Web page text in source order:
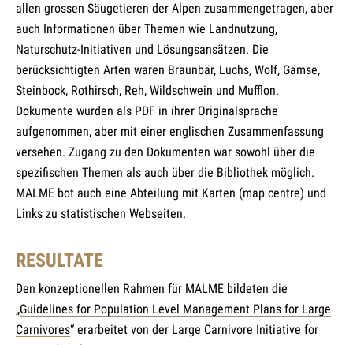
allen grossen Säugetieren der Alpen zusammengetragen, aber
auch Informationen über Themen wie Landnutzung,
Naturschutz-Initiativen und Lösungsansätzen. Die
berücksichtigten Arten waren Braunbär, Luchs, Wolf, Gämse,
Steinbock, Rothirsch, Reh, Wildschwein und Mufflon.
Dokumente wurden als PDF in ihrer Originalsprache
aufgenommen, aber mit einer englischen Zusammenfassung
versehen. Zugang zu den Dokumenten war sowohl über die
spezifischen Themen als auch über die Bibliothek möglich.
MALME bot auch eine Abteilung mit Karten (map centre) und
Links zu statistischen Webseiten.
RESULTATE
Den konzeptionellen Rahmen für MALME bildeten die
„Guidelines for Population Level Management Plans for Large
Carnivores“ erarbeitet von der Large Carnivore Initiative for